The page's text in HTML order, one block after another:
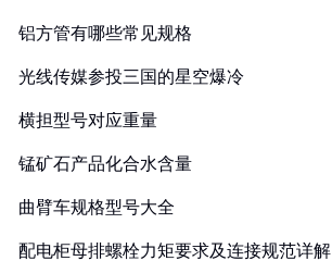
铝方管有哪些常见规格
光线传媒参投三国的星空爆冷
横担型号对应重量
锰矿石产品化合水含量
曲臂车规格型号大全
配电柜母排螺栓力矩要求及连接规范详解